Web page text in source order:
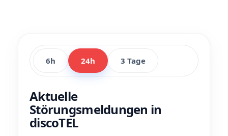
6h 24h 3 Tage
Aktuelle
Störungsmeldungen in
discoTEL